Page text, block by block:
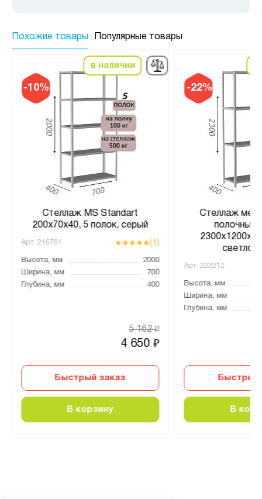
Похожие товары Популярные товары
-10%
в наличии
Стеллаж MS Standart
200х70х40, 5 полок, серый
Арт. 216761 (1)
Высота, мм
2000
Ширина, мм
700
Глубина, мм
400
4 650₽
5 162₽
Быстрый заказ
В корзину
-22%
Стеллаж
полочный
светло-
Арт. 223212
Высота, мм
Ширина, мм
Глубина, мм
Быстрый
В